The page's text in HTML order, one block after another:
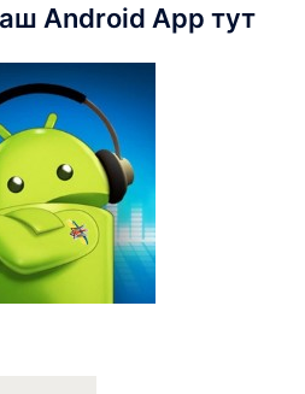
Android App тут